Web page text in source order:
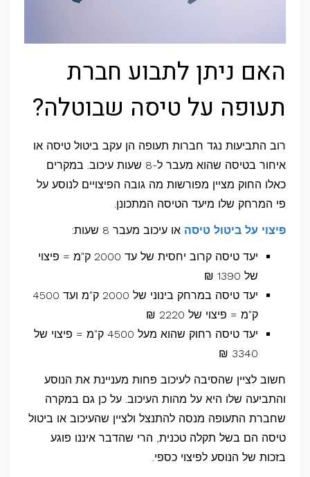
האם ניתן לתבוע חברת
תעופה על טיסה שבוטלה?
רוב התביעות נגד חברות תעופה הן עקב ביטול טיסה או
איחור בטיסה שהוא מעבר ל-8 שעות עיכוב. במקרים
כאלו החוק מציין מפורשות מה גובה הפיצויים לנוסע על
פי המרחק שלו מיעד הטיסה המתכונן.
פיצוי על ביטול טיסה או עיכוב מעבר 8 שעות:
יעד טיסה קרוב יחסית של עד 2000 ק"מ = פיצוי
של 1390 ₪
יעד טיסה במרחק בינוני של 2000 ק"מ ועד 4500
ק"מ = פיצוי של 2220 ₪
יעד טיסה רחוק שהוא מעל 4500 ק"מ = פיצוי של
3340 ₪
חשוב לציין שהסיבה לעיכוב פחות מעניינת את הנוסע
והתביעה שלו היא על מהות העיכוב. על כן גם במקרה
שחברת התעופה מנסה להתנצל ולציין שהעיכוב או ביטול
טיסה הם בשל תקלה טכנית, הרי שהדבר איננו פוגע
בזכות של הנוסע לפיצוי כספי.